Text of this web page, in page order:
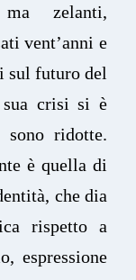
zelanti,
vent’anni e
sul futuro del
sua crisi si è
sono ridotte.
è quella di
che dia
rispetto a
espressione